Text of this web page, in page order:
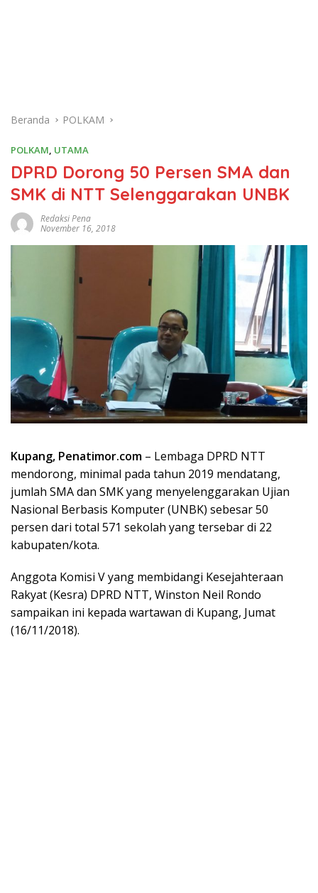
Beranda POLKAM
POLKAM, UTAMA
DPRD Dorong 50 Persen SMA dan
SMK di NTT Selenggarakan UNBK
Redaksi Pena
November 16, 2018
Kupang, Penatimor.com – Lembaga DPRD NTT
mendorong, minimal pada tahun 2019 mendatang,
jumlah SMA dan SMK yang menyelenggarakan Ujian
Nasional Berbasis Komputer (UNBK) sebesar 50
persen dari total 571 sekolah yang tersebar di 22
kabupaten/kota.
Anggota Komisi V yang membidangi Kesejahteraan
Rakyat (Kesra) DPRD NTT, Winston Neil Rondo
sampaikan ini kepada wartawan di Kupang, Jumat
(16/11/2018).